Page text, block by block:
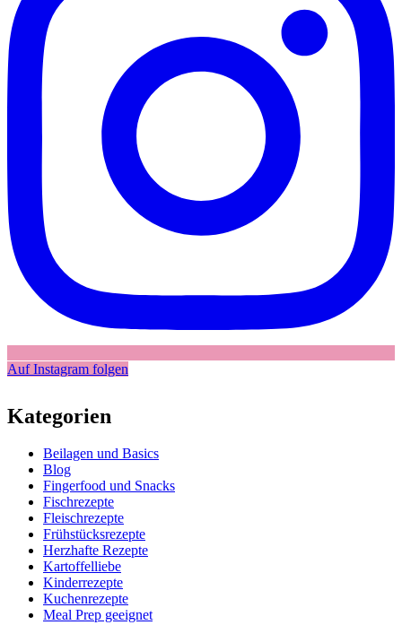
Auf Instagram folgen
Kategorien
Beilagen und Basics
Blog
Fingerfood und Snacks
Fischrezepte
Fleischrezepte
Frühstücksrezepte
Herzhafte Rezepte
Kartoffelliebe
Kinderrezepte
Kuchenrezepte
Meal Prep geeignet